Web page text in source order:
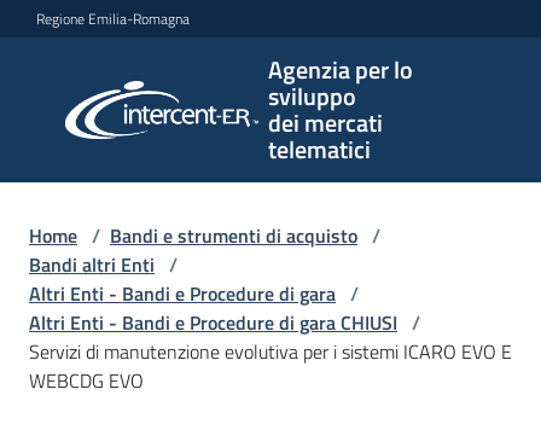
Vai al contenuto
Vai alla navigazione
Vai al footer
Regione Emilia-Romagna
Agenzia per lo
sviluppo
dei mercati
telematici
per lo
sviluppo
telematici
L'Agenzia
Home / Bandi e strumenti di acquisto /
Bandi altri Enti /
Altri Enti - Bandi e Procedure di gara /
Altri Enti - Bandi e Procedure di gara CHIUSI /
Servizi di manutenzione evolutiva per i sistemi ICARO EVO E
WEBCDG EVO